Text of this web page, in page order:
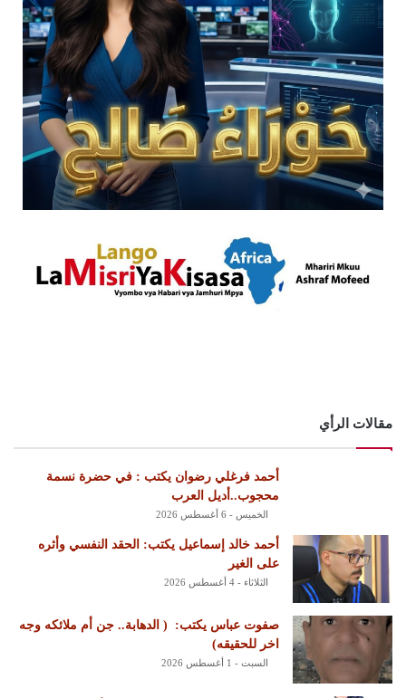
مقالات الرأي
أحمد فرغلي رضوان يكتب : في حضرة نسمة
محجوب..أديل العرب
الخميس - 6 أغسطس 2026
أحمد خالد إسماعيل يكتب: الحقد النفسي وأثره
على الغير
الثلاثاء - 4 أغسطس 2026
‏صفوت عباس يكتب: ‏ ‏( الدهابة.. جن أم ملائكه وجه
اخر للحقيقه)
السبت - 1 أغسطس 2026